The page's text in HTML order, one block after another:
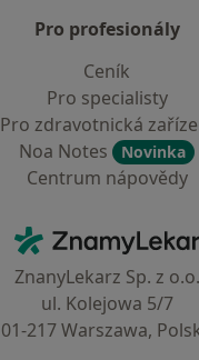
Pro profesionály
Ceník
Pro specialisty
Pro zdravotnická
Noa Notes
Novinka
Centrum nápovědy
ZnamyLekar -
ZnanyLekarz Sp. z o.o.
ul. Kolejowa 5/7
01-217 Warszawa,